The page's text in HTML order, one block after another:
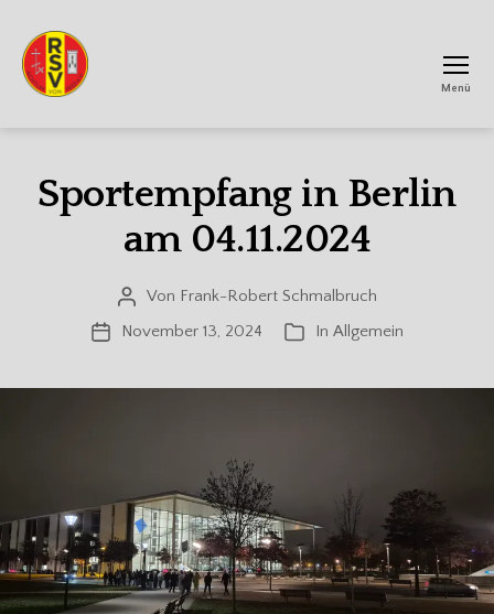
Menü
Sportempfang in Berlin
am 04.11.2024
Beitragsautor
Von Frank-Robert Schmalbruch
Veröffentlichungsdatum
November 13, 2024 Kategorien
In Allgemein